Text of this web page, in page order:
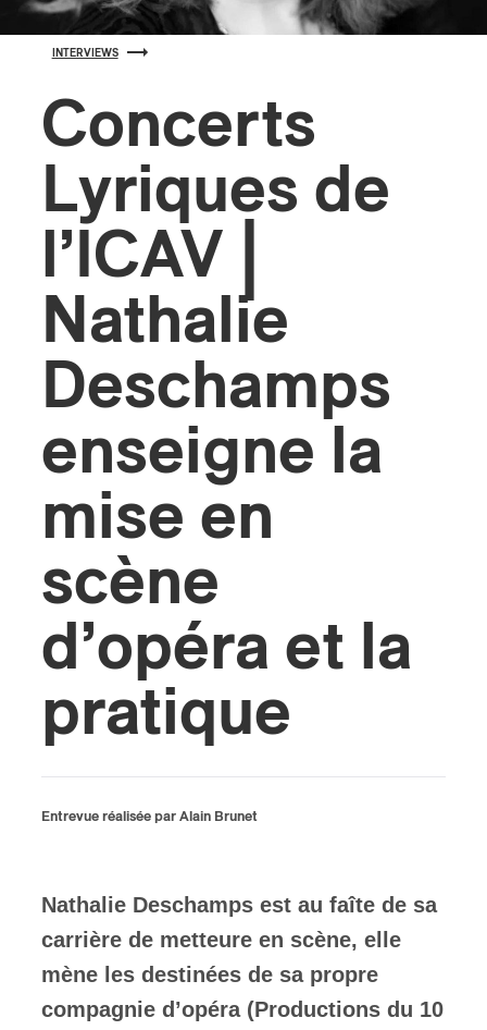
INTERVIEWS
Concerts
Lyriques de
l’ICAV |
Nathalie
Deschamps
enseigne la
mise en
scène
d’opéra et la
pratique
Entrevue réalisée par Alain Brunet
Nathalie Deschamps est au faîte de sa
carrière de metteure en scène, elle
mène les destinées de sa propre
compagnie d’opéra (Productions du 10